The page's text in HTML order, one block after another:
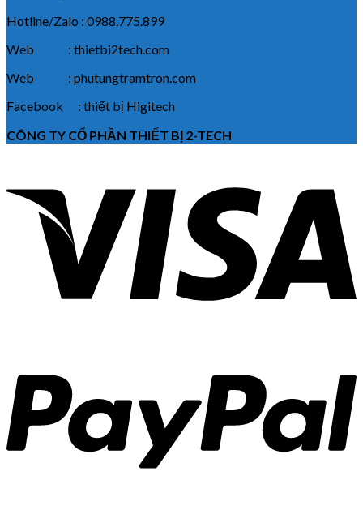
Hotline/Zalo : 0988.775.899
Web : thietbi2tech.com
Web : phutungtramtron.com
Facebook : thiết bị Higitech
CÔNG TY CỔ PHẦN THIẾT BỊ 2-TECH